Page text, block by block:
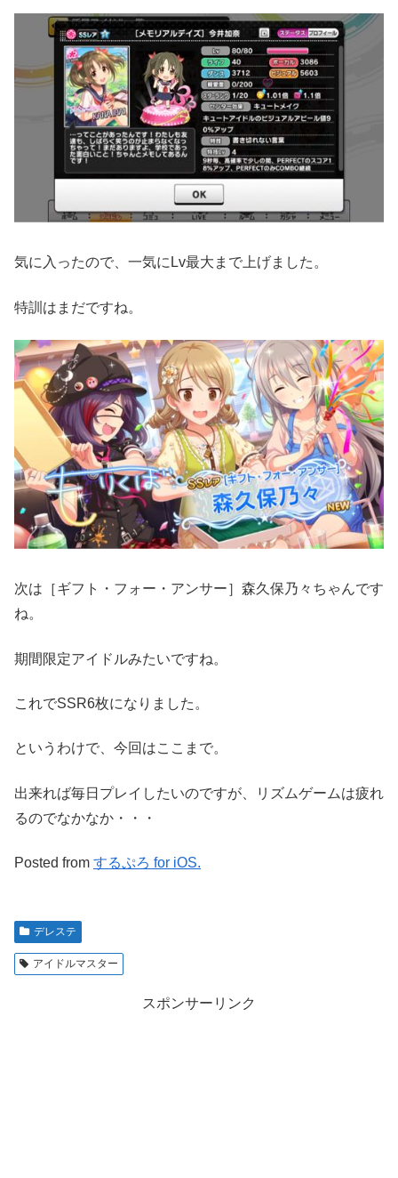
気に入ったので、一気にLv最大まで上げました。
特訓はまだですね。
次は［ギフト・フォー・アンサー］森久保乃々ちゃんです
ね。
期間限定アイドルみたいですね。
これでSSR6枚になりました。
というわけで、今回はここまで。
出来れば毎日プレイしたいのですが、リズムゲームは疲れ
るのでなかなか・・・
Posted from するぷろ for iOS.
デレステ
アイドルマスター
スポンサーリンク